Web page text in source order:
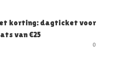
korting: dagticket voor
van €25
0